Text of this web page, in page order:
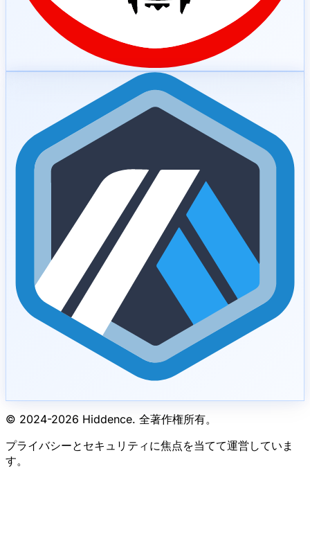
© 2024-2026 Hiddence. 全著作権所有。
プライバシーとセキュリティに焦点を当てて運営していま
す。